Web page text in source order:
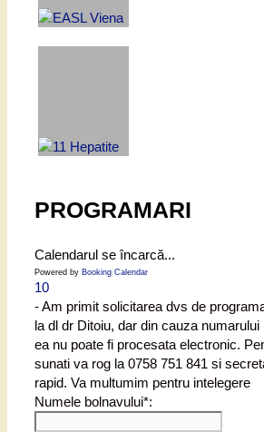
PROGRAMARI
Calendarul se încarcă...
Powered by Booking Calendar
10
- Am primit solicitarea dvs de
la dl dr Ditoiu, dar din cauza
ea nu poate fi procesata electronic.
sunati va rog la 0758 751 841 si
rapid. Va multumim pentru intelegere
Numele bolnavului*: